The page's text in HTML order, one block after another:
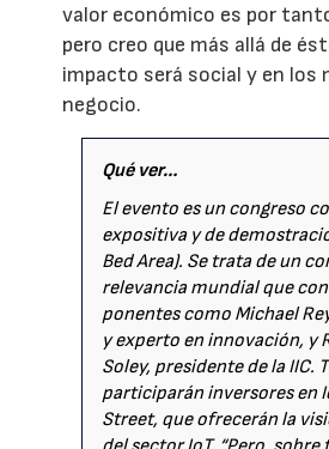
valor económico es por
pero creo que más allá de
impacto será social y en los
negocio.
Qué ver…
El evento es un congreso
expositiva y de
Bed Area). Se trata de un
relevancia mundial que
ponentes como Michael
y experto en innovación, y
Soley, presidente de la IIC.
participarán inversores en
Street, que ofrecerán la